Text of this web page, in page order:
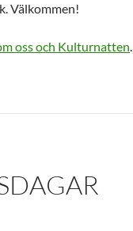
Välkommen!
oss och Kulturnatten.